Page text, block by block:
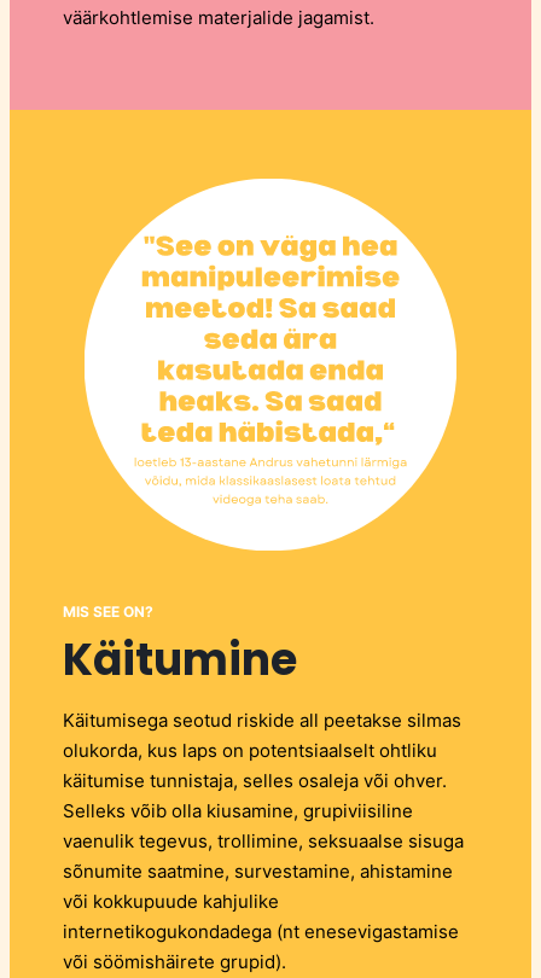
väärkohtlemise materjalide jagamist.
MIS SEE ON?
Käitumine
Käitumisega seotud riskide all peetakse silmas
olukorda, kus laps on potentsiaalselt ohtliku
käitumise tunnistaja, selles osaleja või ohver.
Selleks võib olla kiusamine, grupiviisiline
vaenulik tegevus, trollimine, seksuaalse sisuga
sõnumite saatmine, survestamine, ahistamine
või kokkupuude kahjulike
internetikogukondadega (nt enesevigastamise
või söömishäirete grupid).